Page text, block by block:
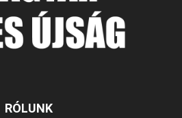
RÓLUNK